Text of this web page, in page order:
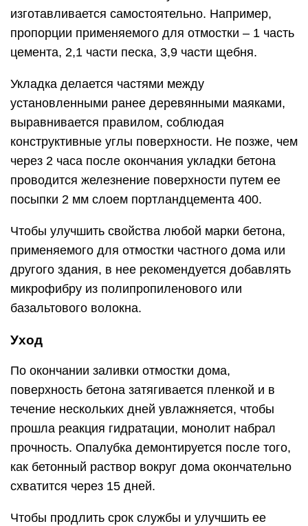
изготавливается самостоятельно. Например,
пропорции применяемого для отмостки – 1 часть
цемента, 2,1 части песка, 3,9 части щебня.
Укладка делается частями между
установленными ранее деревянными маяками,
выравнивается правилом, соблюдая
конструктивные углы поверхности. Не позже, чем
через 2 часа после окончания укладки бетона
проводится железнение поверхности путем ее
посыпки 2 мм слоем портландцемента 400.
Чтобы улучшить свойства любой марки бетона,
применяемого для отмостки частного дома или
другого здания, в нее рекомендуется добавлять
микрофибру из полипропиленового или
базальтового волокна.
Уход
По окончании заливки отмостки дома,
поверхность бетона затягивается пленкой и в
течение нескольких дней увлажняется, чтобы
прошла реакция гидратации, монолит набрал
прочность. Опалубка демонтируется после того,
как бетонный раствор вокруг дома окончательно
схватится через 15 дней.
Чтобы продлить срок службы и улучшить ее